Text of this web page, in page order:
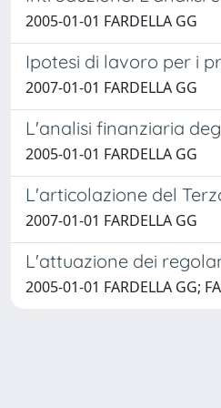
2005-01-01 FARDELLA GG
Ipotesi di lavoro per i
2007-01-01 FARDELLA GG
L'analisi finanziaria
2005-01-01 FARDELLA GG
L'articolazione del
2007-01-01 FARDELLA GG
L'attuazione dei
2005-01-01 FARDELLA GG;